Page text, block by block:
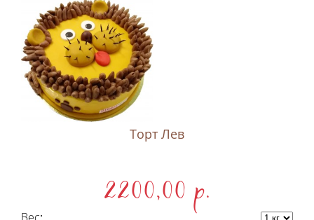
Торт Лев
2200,00 p.
Вес